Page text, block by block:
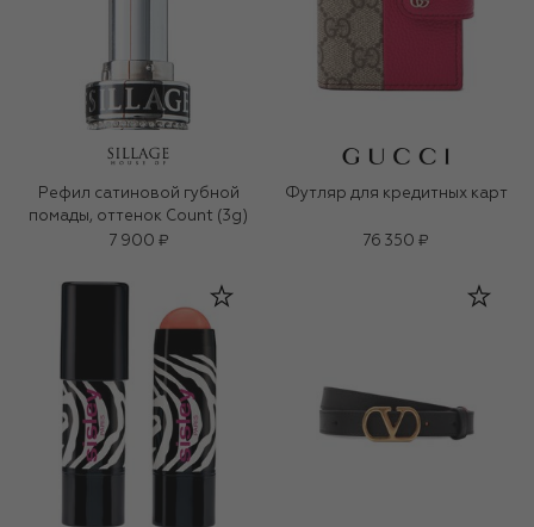
Рефил сатиновой губной
помады, оттенок Count (3g)
7 900 ₽
Футляр для кредитных карт
76 350 ₽